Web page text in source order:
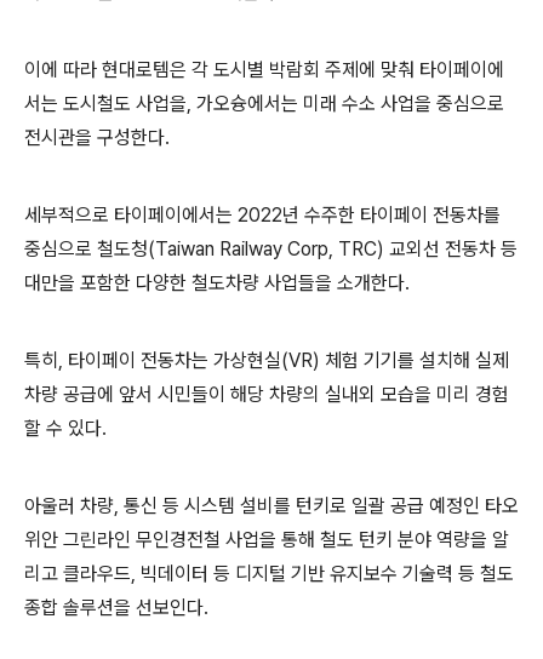
이에 따라 현대로템은 각 도시별 박람회 주제에 맞춰 타이페이에
서는 도시철도 사업을, 가오슝에서는 미래 수소 사업을 중심으로
전시관을 구성한다.
세부적으로 타이페이에서는 2022년 수주한 타이페이 전동차를
중심으로 철도청(Taiwan Railway Corp, TRC) 교외선 전동차 등
대만을 포함한 다양한 철도차량 사업들을 소개한다.
특히, 타이페이 전동차는 가상현실(VR) 체험 기기를 설치해 실제
차량 공급에 앞서 시민들이 해당 차량의 실내외 모습을 미리 경험
할 수 있다.
아울러 차량, 통신 등 시스템 설비를 턴키로 일괄 공급 예정인 타오
위안 그린라인 무인경전철 사업을 통해 철도 턴키 분야 역량을 알
리고 클라우드, 빅데이터 등 디지털 기반 유지보수 기술력 등 철도
종합 솔루션을 선보인다.